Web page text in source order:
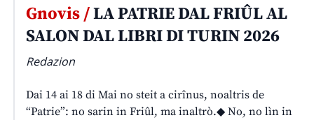
Gnovis /LA PATRIE DAL FRIÛL AL
SALON DAL LIBRI DI TURIN 2026
Redazion
Dai 14 ai 18 di Mai no steit a cirînus, noaltris de
“Patrie”: no sarin in Friûl, ma inaltrò.◆ No, no lìn in